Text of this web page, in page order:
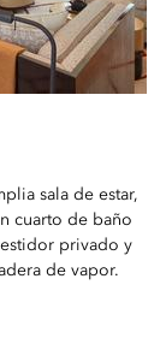
sala de estar,
cuarto de baño
privado y
de vapor.